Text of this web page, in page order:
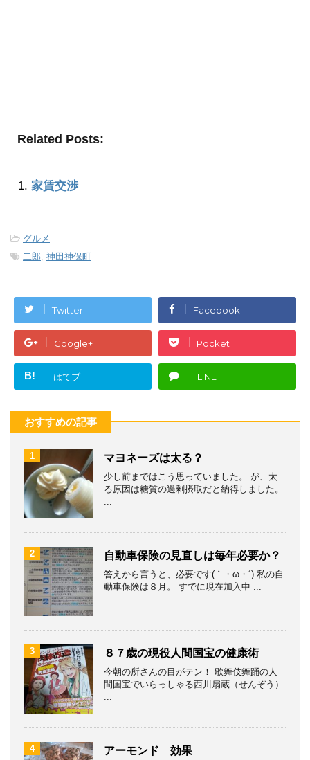
Related Posts:
家賃交渉
-グルメ
-二郎, 神田神保町
Twitter Facebook
Google+ Pocket
B! はてブ LINE
おすすめの記事
1 マヨネーズは太る？
少し前まではこう思っていました。 が、太
る原因は糖質の過剰摂取だと納得しました。
...
2 自動車保険の見直しは毎年必要か？
答えから言うと、必要です(｀・ω・´) 私の自
動車保険は８月。 すでに現在加入中 ...
3 ８７歳の現役人間国宝の健康術
今朝の所さんの目がテン！ 歌舞伎舞踊の人
間国宝でいらっしゃる西川扇蔵（せんぞう）
...
4 アーモンド 効果